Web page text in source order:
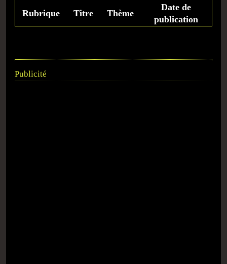
Rubrique
Titre Thème
Date de
publication
Publicité